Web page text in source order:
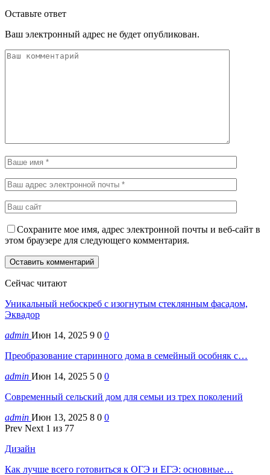
Оставьте ответ
Ваш электронный адрес не будет опубликован.
Сохраните мое имя, адрес электронной почты и веб-сайт в
этом браузере для следующего комментария.
Сейчас читают
Уникальный небоскреб с изогнутым стеклянным фасадом,
Эквадор
admin Июн 14, 2025 9 0 0
Преобразование старинного дома в семейный особняк с…
admin Июн 14, 2025 5 0 0
Современный сельский дом для семьи из трех поколений
admin Июн 13, 2025 8 0 0
Prev Next 1 из 77
Дизайн
Как лучше всего готовиться к ОГЭ и ЕГЭ: основные…